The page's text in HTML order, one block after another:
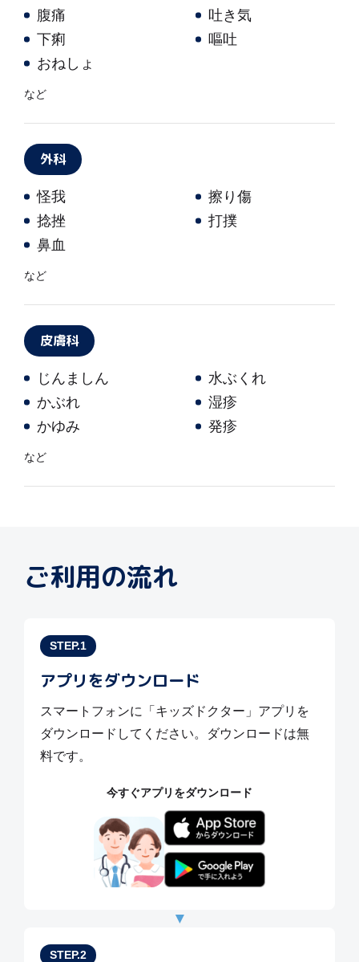
腹痛
吐き気
下痢
嘔吐
おねしょ
など
外科
怪我
擦り傷
捻挫
打撲
鼻血
など
皮膚科
じんましん
水ぶくれ
かぶれ
湿疹
かゆみ
発疹
など
ご利用の流れ
STEP.1
アプリをダウンロード
スマートフォンに「キッズドクター」アプリを
ダウンロードしてください。ダウンロードは無
料です。
今すぐアプリをダウンロード
▼
STEP.2